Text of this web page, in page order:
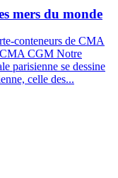
mers du monde
conteneurs de CMA
CGM Notre
parisienne se dessine
celle des...